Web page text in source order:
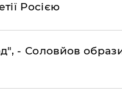
Росією
- Соловйов